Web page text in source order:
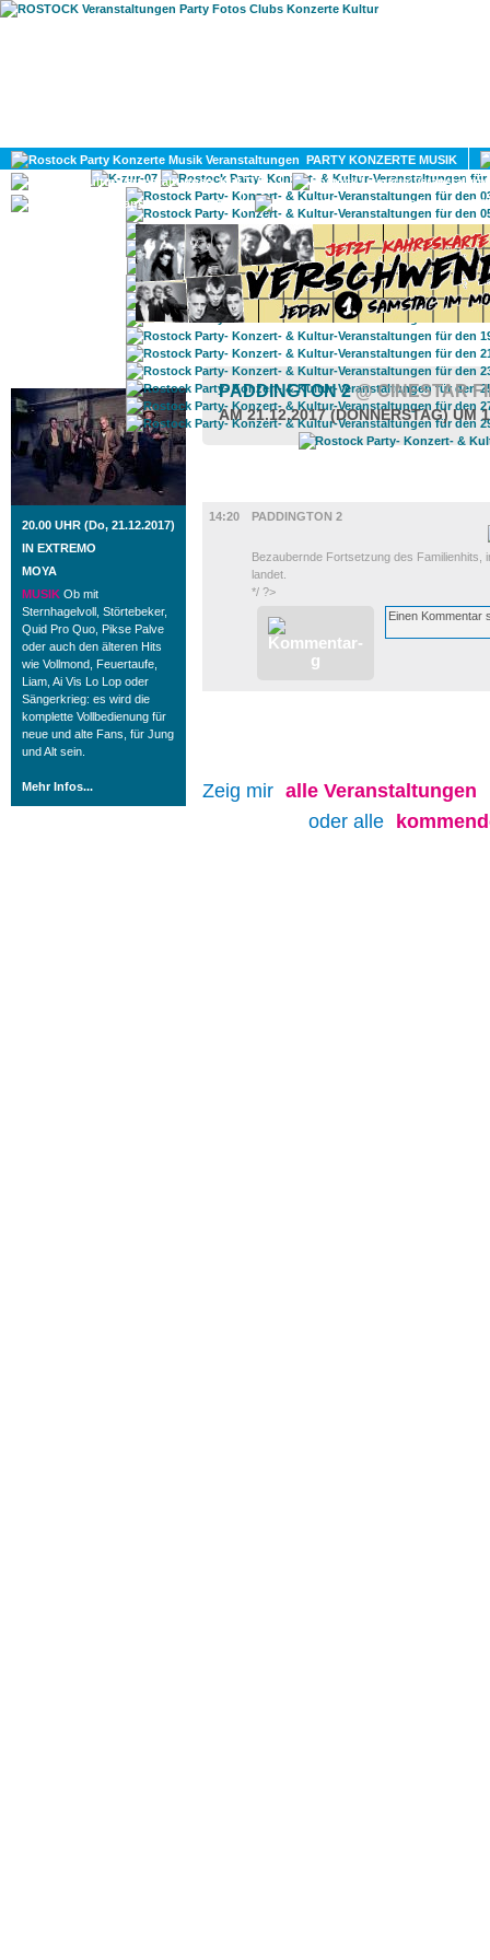
PARTY KONZERTE MUSIK
KULTUR
GAY
ROSTOCK TAGESTIPP
20.00 UHR (Do, 21.12.2017)
IN EXTREMO
MOYA
MUSIK Ob mit
Sternhagelvoll, Störtebeker,
Quid Pro Quo, Pikse Palve
oder auch den älteren Hits
wie Vollmond, Feuertaufe,
Liam, Ai Vis Lo Lop oder
Sängerkrieg: es wird die
komplette Vollbedienung für
neue und alte Fans, für Jung
und Alt sein.
Mehr Infos...
PADDINGTON 2@ CINESTAR
AM 21.12.2017 (DONNERSTAG) UM
14:20
PADDINGTON 2
Bezaubernde Fortsetzung des Familienhits,
landet.
*/ ?>
Zeig mir alle Veranstaltungen
oder alle